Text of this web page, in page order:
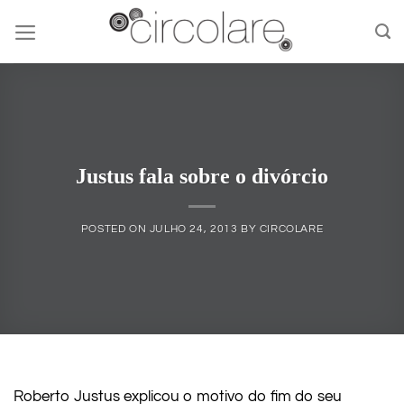
content
Justus fala sobre o divórcio
POSTED ON JULHO 24, 2013 BY CIRCOLARE
Roberto Justus explicou o motivo do fim do seu